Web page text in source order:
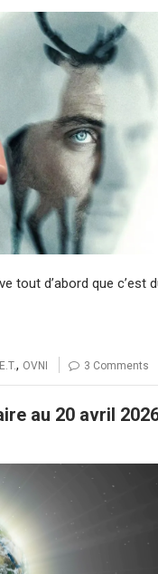
tout d’abord que c’est
E.T., OVNI 3 Comments
au 20 avril